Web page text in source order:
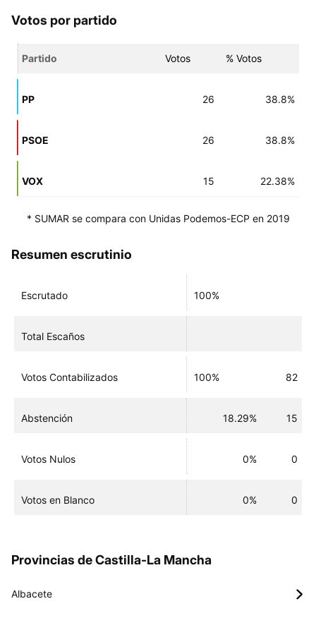
Votos por partido
Partido Votos % Votos
PP 26 38.8%
PSOE 26 38.8%
VOX 15 22.38%
* SUMAR se compara con Unidas Podemos-ECP en 2019
Resumen escrutinio
Escrutado 100%
Total Escaños
Votos Contabilizados 100% 82
Abstención 18.29% 15
Votos Nulos 0% 0
Votos en Blanco 0% 0
Provincias de Castilla-La Mancha
Albacete